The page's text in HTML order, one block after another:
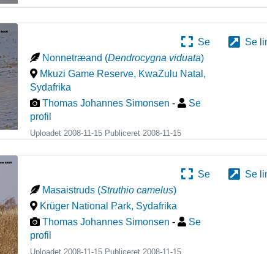
Se
Se
Nonnetræand (Dendrocygna viduata)
Mkuzi Game Reserve, KwaZulu Natal ,
Sydafrika
Thomas Johannes Simonsen -
Se
profil
Uploadet 2008-11-15 Publiceret2008-11-15
Se
Se
Masaistruds (Struthio camelus)
Krüger National Park, Sydafrika
Thomas Johannes Simonsen -
Se
profil
Uploadet 2008-11-15 Publiceret 2008-11-15